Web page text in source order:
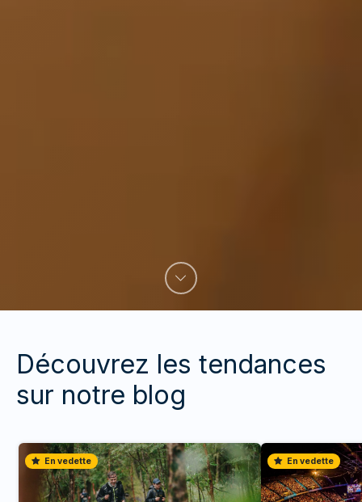
Découvrez les tendances
sur notre blog
En vedette En vedette